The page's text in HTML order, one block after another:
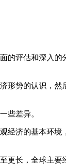
的评估和深入
形势的认识，
些差异。
经济的基本环
更长，全球主